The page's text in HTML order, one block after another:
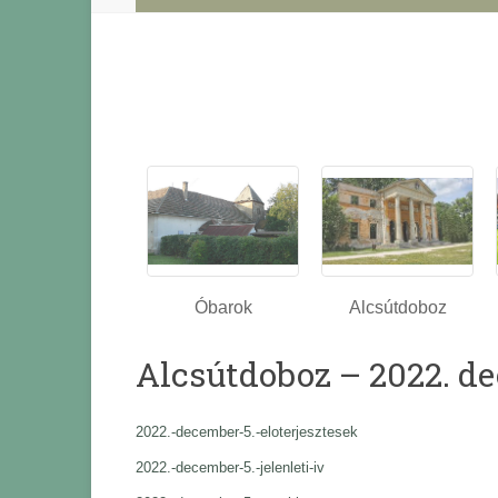
Óbarok Alcsútdoboz
Alcsútdoboz – 2022.
2022.-december-5.-eloterjesztesek
2022.-december-5.-jelenleti-iv